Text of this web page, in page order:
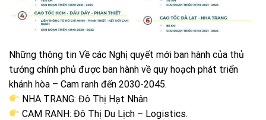
Những thông tin Về các Nghị quyết mới ban hành của thủ
tướng chính phủ được ban hành về quy hoạch phát triển
khánh hòa – Cam ranh đến 2030-2045.
NHA TRANG: Đô Thị Hạt Nhân
CAM RANH: Đô Thị Du Lịch – Logistics.